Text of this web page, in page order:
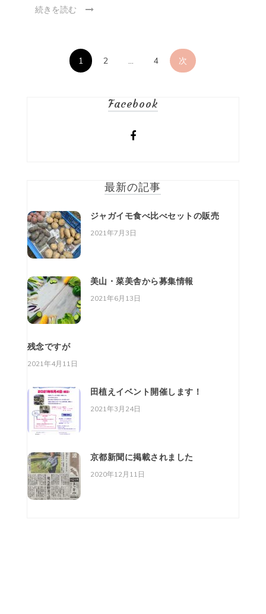
続きを読む
投
ナ
ビ
ー
シ
ョ
1 2 4 次
Facebook
最新の記事
ジャガイモ食べ比べセットの販売
2021年7月3日
美山・菜美舎から募集情報
2021年6月13日
残念ですが
2021年4月11日
田植えイベント開催します！
2021年3月24日
京都新聞に掲載されました
2020年12月11日